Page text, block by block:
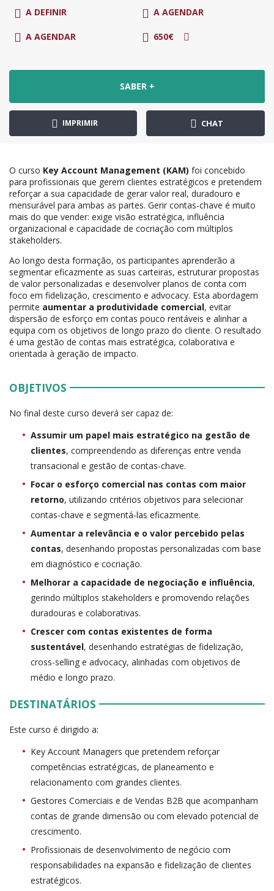
A DEFINIR A AGENDAR
A AGENDAR 650€
SABER +
IMPRIMIR CHAT
O curso Key Account Management (KAM) foi concebido
para profissionais que gerem clientes estratégicos e pretendem
reforçar a sua capacidade de gerar valor real, duradouro e
mensurável para ambas as partes. Gerir contas-chave é muito
mais do que vender: exige visão estratégica, influência
organizacional e capacidade de cocriação com múltiplos
stakeholders.
Ao longo desta formação, os participantes aprenderão a
segmentar eficazmente as suas carteiras, estruturar propostas
de valor personalizadas e desenvolver planos de conta com
foco em fidelização, crescimento e advocacy. Esta abordagem
permite aumentar a produtividade comercial, evitar
dispersão de esforço em contas pouco rentáveis e alinhar a
equipa com os objetivos de longo prazo do cliente. O resultado
é uma gestão de contas mais estratégica, colaborativa e
orientada à geração de impacto.
OBJETIVOS
No final deste curso deverá ser capaz de:
Assumir um papel mais estratégico na gestão de
clientes, compreendendo as diferenças entre venda
transacional e gestão de contas-chave.
Focar o esforço comercial nas contas com maior
retorno, utilizando critérios objetivos para selecionar
contas-chave e segmentá-las eficazmente.
Aumentar a relevância e o valor percebido pelas
contas, desenhando propostas personalizadas com base
em diagnóstico e cocriação.
Melhorar a capacidade de negociação e influência,
gerindo múltiplos stakeholders e promovendo relações
duradouras e colaborativas.
Crescer com contas existentes de forma
sustentável, desenhando estratégias de fidelização,
cross-selling e advocacy, alinhadas com objetivos de
médio e longo prazo.
DESTINATÁRIOS
Este curso é dirigido a:
Key Account Managers que pretendem reforçar
competências estratégicas, de planeamento e
relacionamento com grandes clientes.
Gestores Comerciais e de Vendas B2B que acompanham
contas de grande dimensão ou com elevado potencial de
crescimento.
Profissionais de desenvolvimento de negócio com
responsabilidades na expansão e fidelização de clientes
estratégicos.